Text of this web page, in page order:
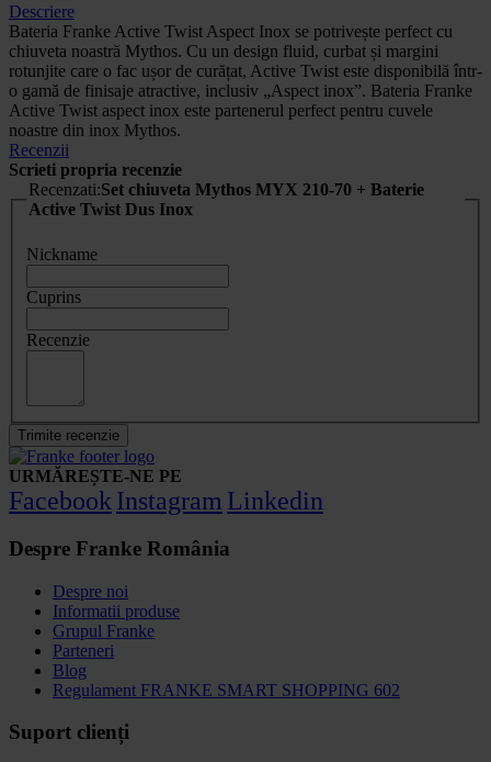
Descriere
Bateria Franke Active Twist Aspect Inox se potrivește perfect cu
chiuveta noastră Mythos. Cu un design fluid, curbat și margini
rotunjite care o fac ușor de curățat, Active Twist este disponibilă într-
o gamă de finisaje atractive, inclusiv „Aspect inox”. Bateria Franke
Active Twist aspect inox este partenerul perfect pentru cuvele
noastre din inox Mythos.
Recenzii
Scrieti propria recenzie
Recenzati:Set chiuveta Mythos MYX 210-70 + Baterie
Active Twist Dus Inox
Nickname
Cuprins
Recenzie
Trimite recenzie
URMĂREȘTE-NE PE
FacebookInstagram Linkedin
Despre Franke România
Despre noi
Informatii produse
Grupul Franke
Parteneri
Blog
Regulament FRANKE SMART SHOPPING 602
Suport clienți